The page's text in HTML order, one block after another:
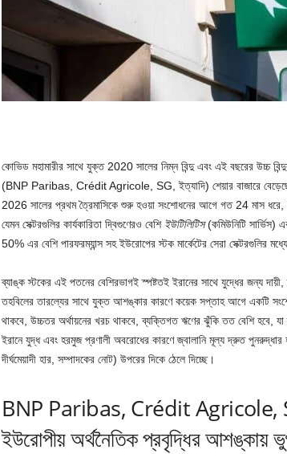
কোভিড মহামারীর সাথে যুক্ত 2020 সালের নিম্ন বিন্দু এবং এই বছরের উচ্চ
(BNP Paribas, Crédit Agricole, SG, ইত্যাদি) শেয়ার বাজারে
2026 সালের প্রথম ত্রৈমাসিকে শুরু হওয়া সংশোধনের আগে গত 24 মাস
যেমন সেক্টরগুলির কার্যকারিতা দ্বিগুণেরও বেশি ইউটিলিটিস(কমিউনিটি সার্ভিস)
50% এর বেশি পারফরম্যান্স সহ ইউরোপের স্টক মার্কেটের সেরা সেক্টরগুলির
ব্যাঙ্ক স্টকের এই পতনের বেশিরভাগই স্পষ্টতই ইরানের সাথে যুদ্ধের জন্য
তহবিলের তারল্যের সাথে যুক্ত আশঙ্কার কারণে কয়েক সপ্তাহ আগে একটি
থাকবে, উচ্চতর অর্থায়নের খরচ থাকবে, ব্যক্তিগত ঋণের ঝুঁকি তত বেশি হবে,
ইরানে যুদ্ধ এবং হরমুজ প্রণালী অবরোধের কারণে জ্বালানি মূল্য দ্রুত পুনরুদ্ধার
দীর্ঘমেয়াদী হার, সম্পাদকের নোট) উপরের দিকে ঠেলে দিচ্ছে।
BNP Paribas, Crédit Agricole,
ইউরোপীয় অর্থনৈতিক প্রবৃদ্ধির আশঙ্কায়